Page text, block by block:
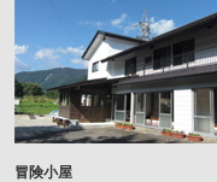
冒険小屋